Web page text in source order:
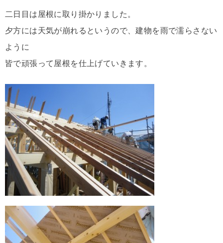
二日目は屋根に取り掛かりました。
夕方には天気が崩れるというので、建物を雨で濡らさない
ように
皆で頑張って屋根を仕上げていきます。